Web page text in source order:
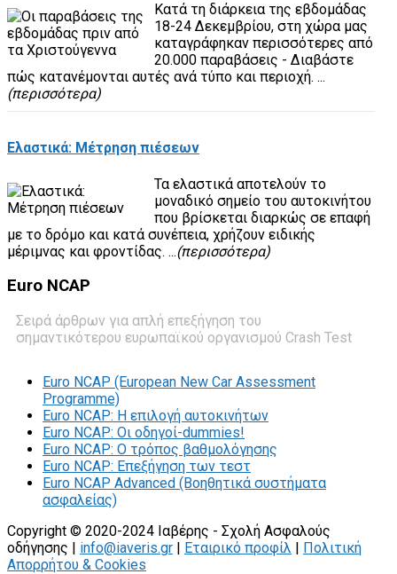
Κατά τη διάρκεια της εβδομάδας
18-24 Δεκεμβρίου, στη χώρα μας
καταγράφηκαν περισσότερες από
20.000 παραβάσεις - Διαβάστε
πώς κατανέμονται αυτές ανά τύπο και περιοχή. ...
(περισσότερα)
Ελαστικά: Μέτρηση πιέσεων
Τα ελαστικά αποτελούν το
μοναδικό σημείο του αυτοκινήτου
που βρίσκεται διαρκώς σε επαφή
με το δρόμο και κατά συνέπεια, χρήζουν ειδικής
μέριμνας και φροντίδας. ...(περισσότερα)
Euro NCAP
Σειρά άρθρων για απλή επεξήγηση του
σημαντικότερου ευρωπαϊκού οργανισμού Crash Test
Euro NCAP (European New Car Assessment
Programme)
Euro NCAP: Η επιλογή αυτοκινήτων
Euro NCAP: Οι οδηγοί-dummies!
Euro NCAP: O τρόπος βαθμολόγησης
Euro NCAP: Επεξήγηση των τεστ
Euro NCAP Advanced (Βοηθητικά συστήματα
ασφαλείας)
Copyright © 2020-2024 Ιαβέρης - Σχολή Ασφαλούς
οδήγησης | info@iaveris.gr | Εταιρικό προφίλ | Πολιτική
Απορρήτου & Cookies